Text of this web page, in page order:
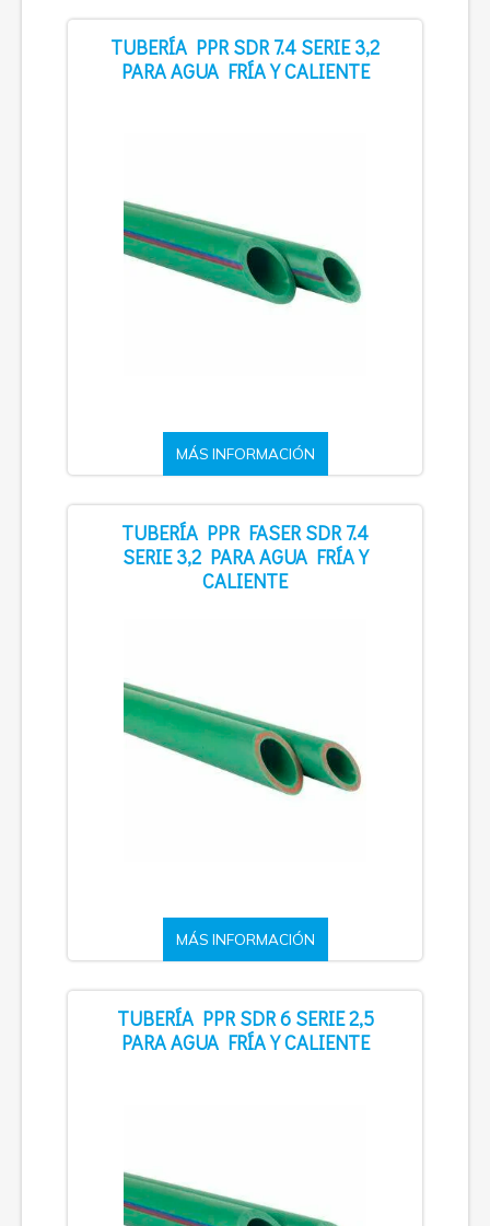
TUBERÍA PPR SDR 7.4 SERIE 3,2
PARA AGUA FRÍA Y CALIENTE
MÁS INFORMACIÓN
TUBERÍA PPR FASER SDR 7.4
SERIE 3,2 PARA AGUA FRÍA Y
CALIENTE
MÁS INFORMACIÓN
TUBERÍA PPR SDR 6 SERIE 2,5
PARA AGUA FRÍA Y CALIENTE